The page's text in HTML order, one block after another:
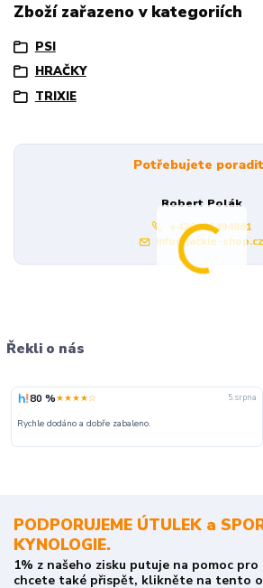
Zboží zařazeno v kategoriích
PSI
HRAČKY
TRIXIE
Potřebujete
Robert Polák
+420606494961
info@jackie-shop.cz
Řekli o nás
80 %★★★★☆ 5. srpna
Rychle dodáno a dobře zabaleno.
PODPORUJEME ÚTULEK a
KYNOLOGIE.
1% z našeho zisku putuje na pomoc pro
chcete také přispět, klikněte na tento